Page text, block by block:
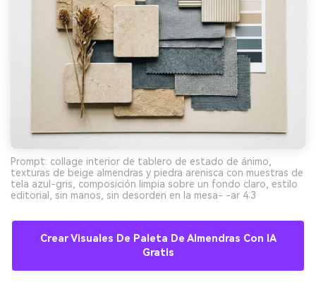
Prompt: collage interior de tablero de estado de ánimo,
texturas de beige almendras y piedra arenisca con muestras de
tela azul-gris, composición limpia sobre un fondo claro, estilo
editorial, sin manos, sin desorden en la mesa- -ar 4:3
Crear Visuales De Paleta De Almendras Con IA
Gratis